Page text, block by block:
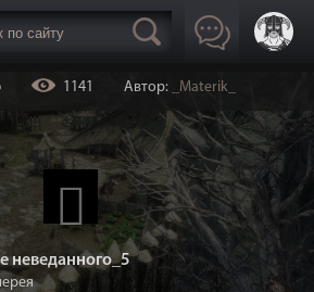
1141 Автор: _Materik_
неведанного_5